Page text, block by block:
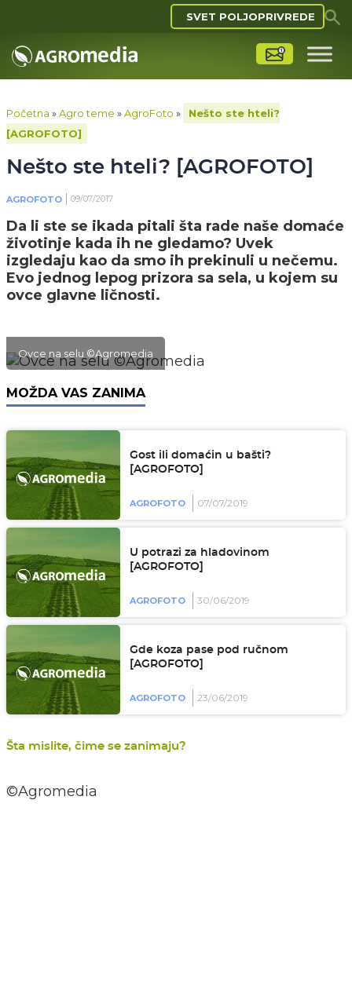
SVET POLJOPRIVREDE
Početna »Agro teme »AgroFoto »
Nešto ste hteli?
[AGROFOTO]
Nešto ste hteli? [AGROFOTO]
AGROFOTO 09/07/2017
Da li ste se ikada pitali šta rade naše domaće
životinje kada ih ne gledamo? Uvek
izgledaju kao da smo ih prekinuli u nečemu.
Evo jednog lepog prizora sa sela, u kojem su
ovce glavne ličnosti.
Ovce na selu ©Agromedia
MOŽDA VAS ZANIMA
Gost ili domaćin u bašti?
[AGROFOTO]
AGROFOTO 07/07/2019
U potrazi za hladovinom
[AGROFOTO]
AGROFOTO 30/06/2019
Gde koza pase pod ručnom
[AGROFOTO]
AGROFOTO 23/06/2019
Šta mislite, čime se zanimaju?
©Agromedia